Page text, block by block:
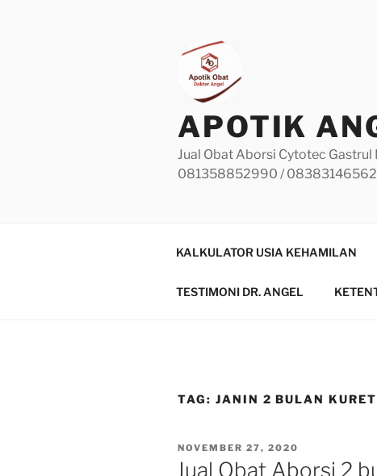
APOTIK
Jual Obat Aborsi Cytotec Gastrul
081358852990 /
KALKULATOR USIA KEHAMILAN
TESTIMONI DR. ANGEL
TAG: JANIN 2 BULAN KURET
POSTED
ON
NOVEMBER 27, 2020
Jual Obat Aborsi 2